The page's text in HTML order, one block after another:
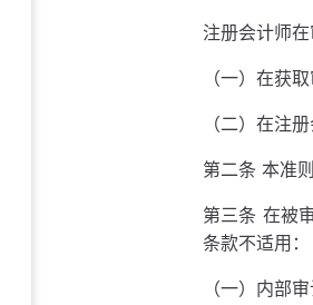
注册会计师
（一）在获
（二）在注
第二条 本准
第三条 在被
条款不适用：
（一）内部